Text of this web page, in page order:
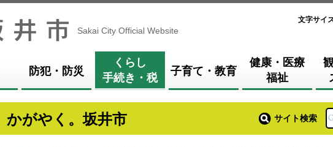
Sakai City Official Website
文字サイ
防犯・防災
くらし
手続き・税
子育て・教育
健康・医療
福祉
かがやく。坂井市 サイト検索